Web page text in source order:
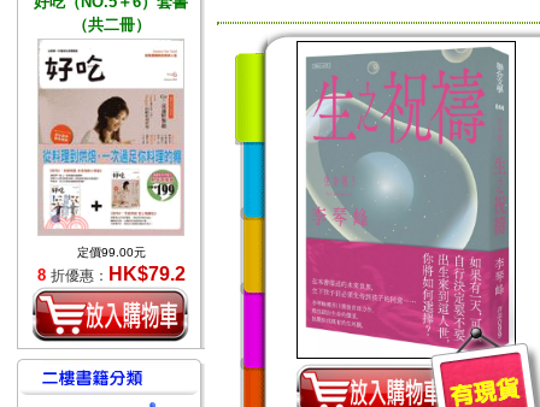
（共二冊）
定價99.00元
8 折優惠： HK$79.2